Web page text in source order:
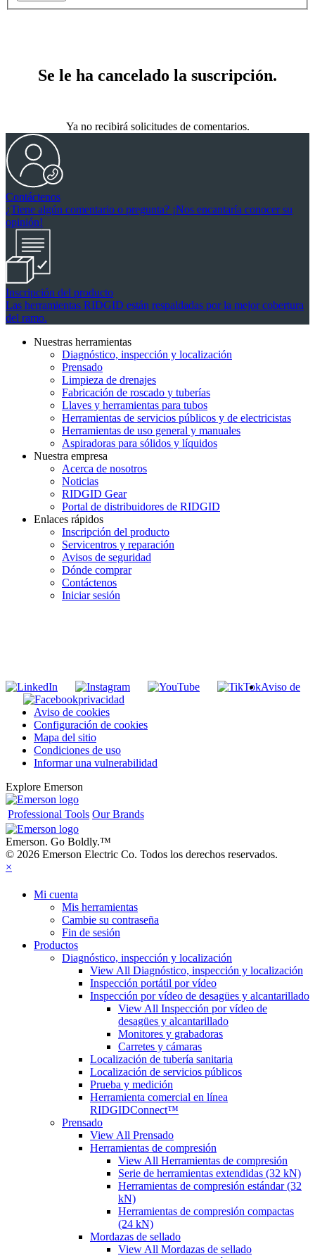
Se le ha cancelado la suscripción.
Ya no recibirá solicitudes de comentarios.
Contáctenos
¿Tiene algún comentario o pregunta? ¡Nos encantaría conocer su
opinión!
Inscripción del producto
Las herramientas RIDGID están respaldadas por la mejor cobertura
del ramo.
Nuestras herramientas
Diagnóstico, inspección y localización
Prensado
Limpieza de drenajes
Fabricación de roscado y tuberías
Llaves y herramientas para tubos
Herramientas de servicios públicos y de electricistas
Herramientas de uso general y manuales
Aspiradoras para sólidos y líquidos
Nuestra empresa
Acerca de nosotros
Noticias
RIDGID Gear
Portal de distribuidores de RIDGID
Enlaces rápidos
Inscripción del producto
Servicentros y reparación
Avisos de seguridad
Dónde comprar
Contáctenos
Iniciar sesión
Aviso de
privacidad
Aviso de cookies
Configuración de cookies
Mapa del sitio
Condiciones de uso
Informar una vulnerabilidad
Explore Emerson
Professional Tools Our Brands
Emerson. Go Boldly.™
© 2026 Emerson Electric Co. Todos los derechos reservados.
×
Mi cuenta
Mis herramientas
Cambie su contraseña
Fin de sesión
Productos
Diagnóstico, inspección y localización
View All Diagnóstico, inspección y localización
Inspección portátil por vídeo
Inspección por vídeo de desagües y alcantarillado
View All Inspección por vídeo de
desagües y alcantarillado
Monitores y grabadoras
Carretes y cámaras
Localización de tubería sanitaria
Localización de servicios públicos
Prueba y medición
Herramienta comercial en línea
RIDGIDConnect™
Prensado
View All Prensado
Herramientas de compresión
View All Herramientas de compresión
Serie de herramientas extendidas (32 kN)
Herramientas de compresión estándar (32
kN)
Herramientas de compresión compactas
(24 kN)
Mordazas de sellado
View All Mordazas de sellado